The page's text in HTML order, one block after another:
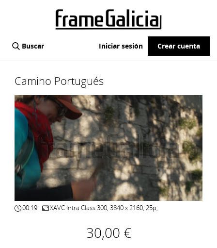
Buscar Iniciar sesión Crear cuenta
Camino Portugués
00:19 XAVC Intra Class 300, 3840 x 2160, 25p,
30,00 €